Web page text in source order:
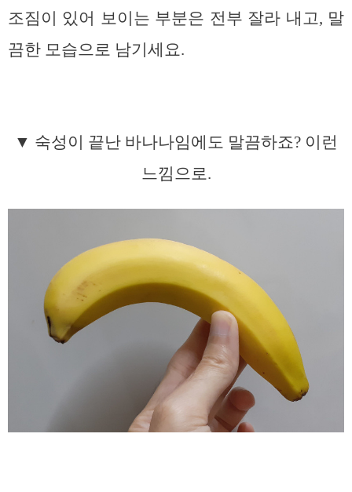
조짐이 있어 보이는 부분은 전부 잘라 내고, 말
끔한 모습으로 남기세요.
▼ 숙성이 끝난 바나나임에도 말끔하죠? 이런
느낌으로.